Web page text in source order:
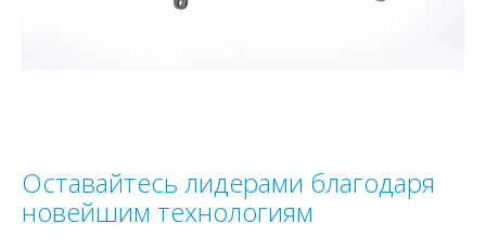
Оставайтесь лидерами благодаря
новейшим технологиям